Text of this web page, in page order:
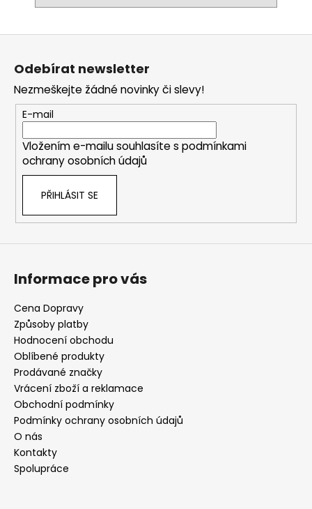
Z
Odebírat newsletter
Nezmeškejte žádné novinky či slevy!
E-mail
Vložením e-mailu souhlasíte s podmínkami
ochrany osobních údajů
PŘIHLÁSIT SE
Informace pro vás
Cena Dopravy
Způsoby platby
Hodnocení obchodu
Oblíbené produkty
Prodávané značky
Vrácení zboží a reklamace
Obchodní podmínky
Podmínky ochrany osobních údajů
O nás
Kontakty
Spolupráce